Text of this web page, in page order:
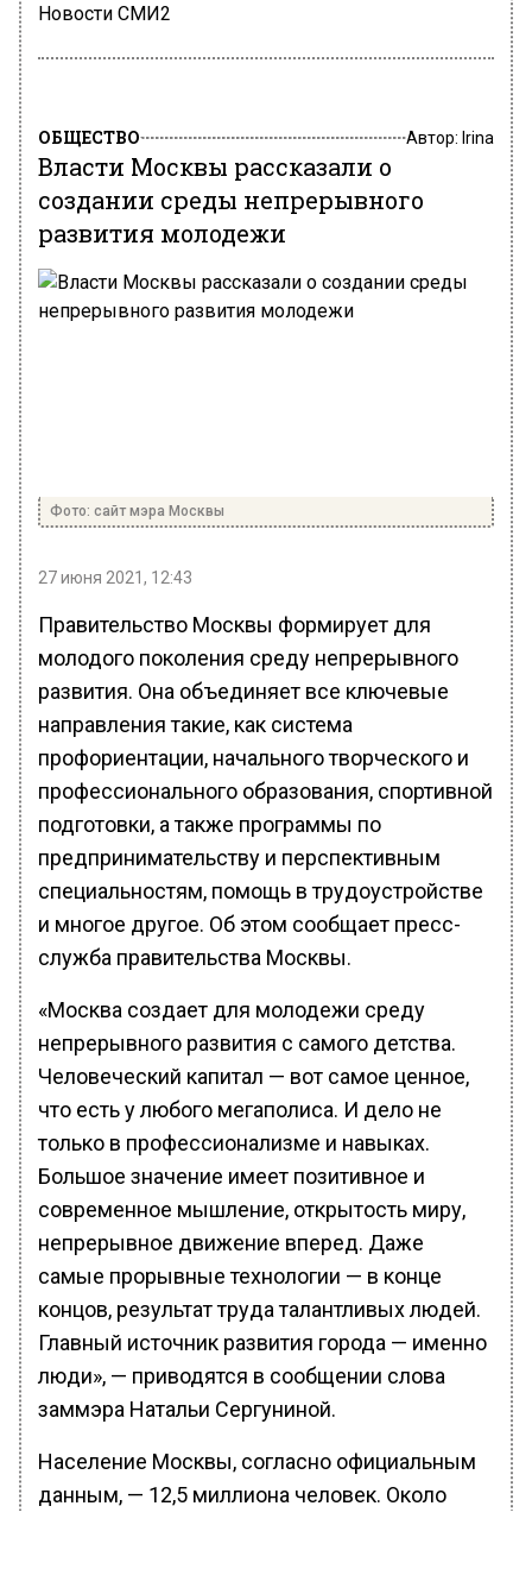
Новости СМИ2
ОБЩЕСТВО Автор: Irina
Власти Москвы рассказали о
создании среды непрерывного
развития молодежи
Фото: сайт мэра Москвы
27 июня 2021, 12:43
Правительство Москвы формирует для
молодого поколения среду непрерывного
развития. Она объединяет все ключевые
направления такие, как система
профориентации, начального творческого и
профессионального образования, спортивной
подготовки, а также программы по
предпринимательству и перспективным
специальностям, помощь в трудоустройстве
и многое другое. Об этом сообщает пресс-
служба правительства Москвы.
«Москва создает для молодежи среду
непрерывного развития с самого детства.
Человеческий капитал — вот самое ценное,
что есть у любого мегаполиса. И дело не
только в профессионализме и навыках.
Большое значение имеет позитивное и
современное мышление, открытость миру,
непрерывное движение вперед. Даже
самые прорывные технологии — в конце
концов, результат труда талантливых людей.
Главный источник развития города — именно
люди», — приводятся в сообщении слова
заммэра Натальи Сергуниной.
Население Москвы, согласно официальным
данным, — 12,5 миллиона человек. Около